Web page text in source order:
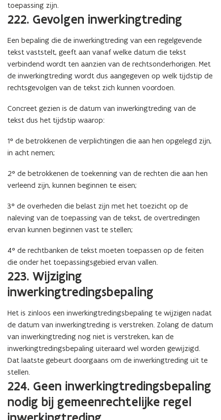
toepassing zijn.
222. Gevolgen inwerkingtreding
Een bepaling die de inwerkingtreding van een regelgevende
tekst vaststelt, geeft aan vanaf welke datum die tekst
verbindend wordt ten aanzien van de rechtsonderhorigen. Met
de inwerkingtreding wordt dus aangegeven op welk tijdstip de
rechtsgevolgen van de tekst zich kunnen voordoen.
Concreet gezien is de datum van inwerkingtreding van de
tekst dus het tijdstip waarop:
1° de betrokkenen de verplichtingen die aan hen opgelegd zijn,
in acht nemen;
2° de betrokkenen de toekenning van de rechten die aan hen
verleend zijn, kunnen beginnen te eisen;
3° de overheden die belast zijn met het toezicht op de
naleving van de toepassing van de tekst, de overtredingen
ervan kunnen beginnen vast te stellen;
4° de rechtbanken de tekst moeten toepassen op de feiten
die onder het toepassingsgebied ervan vallen.
223. Wijziging
inwerkingtredingsbepaling
Het is zinloos een inwerkingtredingsbepaling te wijzigen nadat
de datum van inwerkingtreding is verstreken. Zolang de datum
van inwerkingtreding nog niet is verstreken, kan de
inwerkingtredingsbepaling uiteraard wel worden gewijzigd.
Dat laatste gebeurt doorgaans om de inwerkingtreding uit te
stellen.
224. Geen inwerkingtredingsbepaling
nodig bij gemeenrechtelijke regel